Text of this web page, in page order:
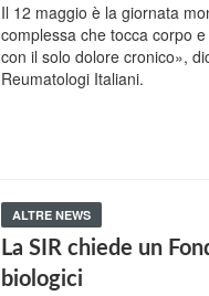
Il 12 maggio è la giornata
complessa che tocca corpo
con il solo dolore cronico»,
Reumatologi Italiani.
ALTRE NEWS
La SIR chiede un
biologici